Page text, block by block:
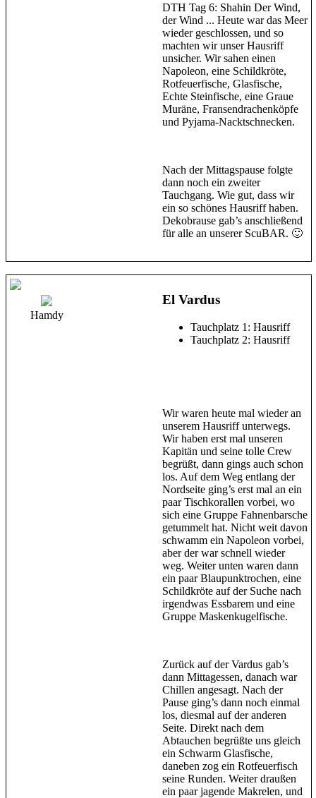
DTH Tag 6: Shahin Der Wind,
der Wind ... Heute war das Meer
wieder geschlossen, und so
machten wir unser Hausriff
unsicher. Wir sahen einen
Napoleon, eine Schildkröte,
Rotfeuerfische, Glasfische,
Echte Steinfische, eine Graue
Muräne, Fransendrachenköpfe
und Pyjama-Nacktschnecken.
Nach der Mittagspause folgte
dann noch ein zweiter
Tauchgang. Wie gut, dass wir
ein so schönes Hausriff haben.
Dekobrause gab’s anschließend
für alle an unserer ScuBAR. 🙂
Hamdy
El Vardus
Tauchplatz 1: Hausriff
Tauchplatz 2: Hausriff
Wir waren heute mal wieder an
unserem Hausriff unterwegs.
Wir haben erst mal unseren
Kapitän und seine tolle Crew
begrüßt, dann gings auch schon
los. Auf dem Weg entlang der
Nordseite ging’s erst mal an ein
paar Tischkorallen vorbei, wo
sich eine Gruppe Fahnenbarsche
getummelt hat. Nicht weit davon
schwamm ein Napoleon vorbei,
aber der war schnell wieder
weg. Weiter unten waren dann
ein paar Blaupunktrochen, eine
Schildkröte auf der Suche nach
irgendwas Essbarem und eine
Gruppe Maskenkugelfische.
Zurück auf der Vardus gab’s
dann Mittagessen, danach war
Chillen angesagt. Nach der
Pause ging’s dann noch einmal
los, diesmal auf der anderen
Seite. Direkt nach dem
Abtauchen begrüßte uns gleich
ein Schwarm Glasfische,
daneben zog ein Rotfeuerfisch
seine Runden. Weiter draußen
ein paar jagende Makrelen, und